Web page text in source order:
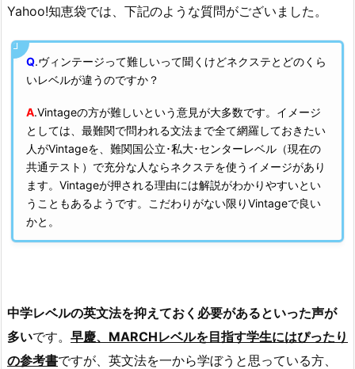
Yahoo!知恵袋では、下記のような質問がございました。
Q.ヴィンテージって難しいって聞くけどネクステとどのくら
いレベルが違うのですか？
A.Vintageの方が難しいという意見が大多数です。イメージ
としては、最難関で問われる文法まで全て網羅しておきたい
人がVintageを、難関国公立･私大･センターレベル（現在の
共通テスト）で充分な人ならネクステを使うイメージがあり
ます。Vintageが押される理由には解説がわかりやすいとい
うこともあるようです。こだわりがない限りVintageで良い
かと。
中学レベルの英文法を抑えておく必要があるといった声が
多いです。 早慶、MARCHレベルを目指す学生にはぴったり
の参考書ですが、英文法を一から学ぼうと思っている方、